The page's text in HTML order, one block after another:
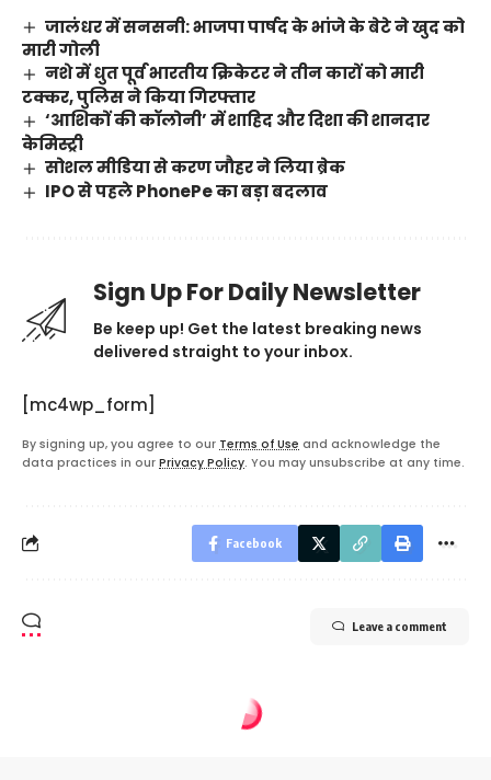
जालंधर में सनसनी: भाजपा पार्षद के भांजे के बेटे ने खुद को
मारी गोली
नशे में धुत पूर्व भारतीय क्रिकेटर ने तीन कारों को मारी
टक्कर, पुलिस ने किया गिरफ्तार
‘आशिकों की कॉलोनी’ में शाहिद और दिशा की शानदार
केमिस्ट्री
सोशल मीडिया से करण जौहर ने लिया ब्रेक
IPO से पहले PhonePe का बड़ा बदलाव
Sign Up For Daily Newsletter
Be keep up! Get the latest breaking news
delivered straight to your inbox.
[mc4wp_form]
By signing up, you agree to our Terms of Use and acknowledge the
data practices in our Privacy Policy. You may unsubscribe at any time.
Facebook
Leave a comment